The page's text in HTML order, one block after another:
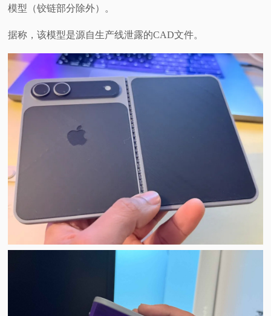
模型（铰链部分除外）。
据称，该模型是源自生产线泄露的CAD文件。